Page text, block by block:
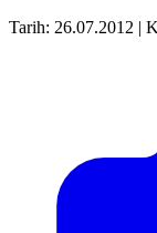
Tarih: 26.07.2012 |